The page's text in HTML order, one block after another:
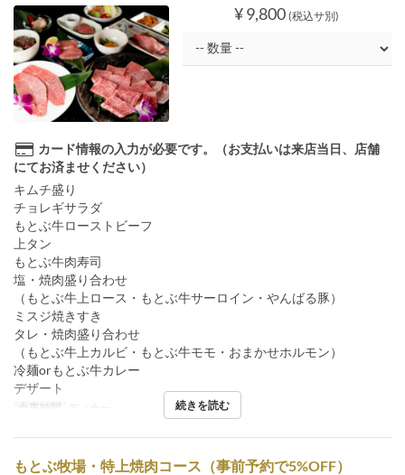
¥ 9,800 (税込サ別)
カード情報の入力が必要です。（お支払いは来店当日、店舗
にてお済ませください）
キムチ盛り
チョレギサラダ
もとぶ牛ローストビーフ
上タン
もとぶ牛肉寿司
塩・焼肉盛り合わせ
（もとぶ牛上ロース・もとぶ牛サーロイン・やんばる豚）
ミスジ焼きすき
タレ・焼肉盛り合わせ
（もとぶ牛上カルビ・もとぶ牛モモ・おまかせホルモン）
冷麺orもとぶ牛カレー
デザート
食事時間 ディナー 続きを読む
もとぶ牧場・特上焼肉コース（事前予約で5%OFF）